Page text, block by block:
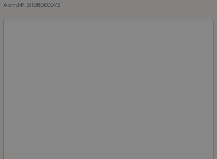
Арт.№: 31108060073